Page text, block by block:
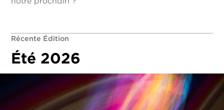
Récente Édition
Été 2026